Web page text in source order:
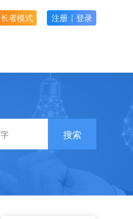
长者模式 注册 登录
搜索